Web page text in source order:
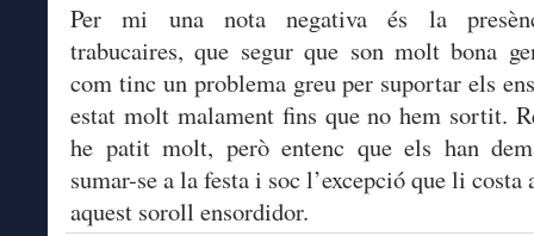
Per mi una nota negativa és la
trabucaires, que segur que son molt bona
com tinc un problema greu per suportar els
estat molt malament fins que no hem sortit.
he patit molt, però entenc que els han
sumar-se a la festa i soc l’excepció que li costa
aquest soroll ensordidor.